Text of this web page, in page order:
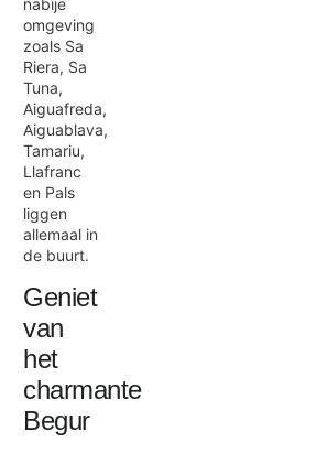
nabije
omgeving
zoals Sa
Riera, Sa
Tuna,
Aiguafreda,
Aiguablava,
Tamariu,
Llafranc
en Pals
liggen
allemaal in
de buurt.
Geniet
van
het
charmante
Begur